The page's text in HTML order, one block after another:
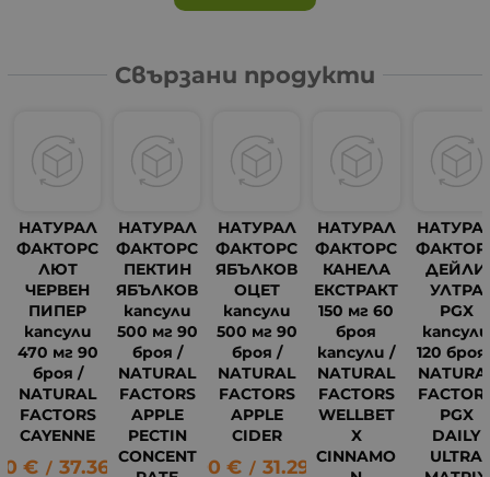
Свързани продукти
НАТУРАЛ
ФАКТОРС
ЛЮТ
ЧЕРВЕН
ПИПЕР
капсули
470 мг 90
броя /
NATURAL
FACTORS
CAYENNE
€ / 37.36 лв.
НАТУРАЛ
ФАКТОРС
ПЕКТИН
ЯБЪЛКОВ
капсули
500 мг 90
броя /
NATURAL
FACTORS
APPLE
PECTIN
CONCENT
НАТУРАЛ
ФАКТОРС
ЯБЪЛКОВ
ОЦЕТ
капсули
500 мг 90
броя /
NATURAL
FACTORS
APPLE
CIDER
16.00 € / 31.29 лв.
НАТУРАЛ
ФАКТОРС
КАНЕЛА
ЕКСТРАКТ
150 мг 60
броя
капсули /
NATURAL
FACTORS
WELLBET
X
CINNAMO
ДЕЙЛИ
УЛТРА
PGX
капсули
120 броя
PGX
DAILY
ULTRA